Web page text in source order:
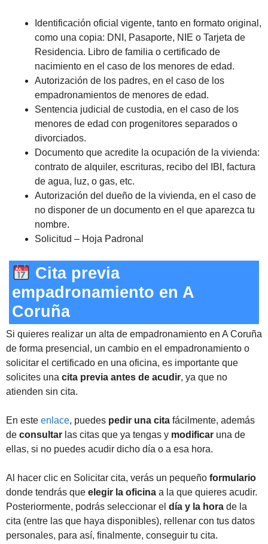
Identificación oficial vigente, tanto en formato original,
como una copia: DNI, Pasaporte, NIE o Tarjeta de
Residencia. Libro de familia o certificado de
nacimiento en el caso de los menores de edad.
Autorización de los padres, en el caso de los
empadronamientos de menores de edad.
Sentencia judicial de custodia, en el caso de los
menores de edad con progenitores separados o
divorciados.
Documento que acredite la ocupación de la vivienda:
contrato de alquiler, escrituras, recibo del IBI, factura
de agua, luz, o gas, etc.
Autorización del dueño de la vivienda, en el caso de
no disponer de un documento en el que aparezca tu
nombre.
Solicitud – Hoja Padronal
Cita previa
empadronamiento en A
Coruña
Si quieres realizar un alta de empadronamiento en A Coruña
de forma presencial, un cambio en el empadronamiento o
solicitar el certificado en una oficina, es importante que
solicites una cita previa antes de acudir, ya que no
atienden sin cita.
En este enlace, puedes pedir una cita fácilmente, además
de consultar las citas que ya tengas y modificar una de
ellas, si no puedes acudir dicho día o a esa hora.
Al hacer clic en Solicitar cita, verás un pequeño formulario
donde tendrás que elegir la oficina a la que quieres acudir.
Posteriormente, podrás seleccionar el día y la hora de la
cita (entre las que haya disponibles), rellenar con tus datos
personales, para así, finalmente, conseguir tu cita.